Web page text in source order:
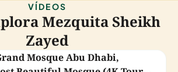
VÍDEOS
Mezquita Sheikh
Zayed
Mosque Abu Dhabi,